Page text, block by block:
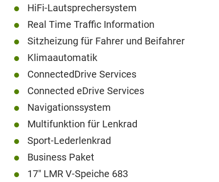
HiFi-Lautsprechersystem
Real Time Traffic Information
Sitzheizung für Fahrer und Beifahrer
Klimaautomatik
ConnectedDrive Services
Connected eDrive Services
Navigationssystem
Multifunktion für Lenkrad
Sport-Lederlenkrad
Business Paket
17″ LMR V-Speiche 683